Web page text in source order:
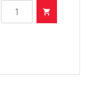
SONAX
Xtreme
i